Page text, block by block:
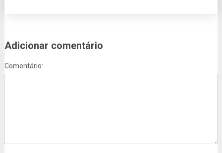
Adicionar comentário
Comentário: